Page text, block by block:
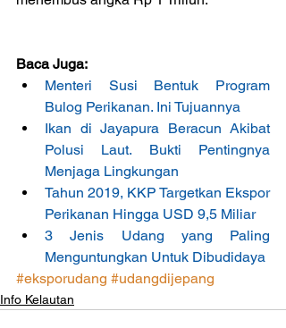
Baca Juga:
Menteri Susi Bentuk Program
Bulog Perikanan. Ini Tujuannya
Ikan di Jayapura Beracun Akibat
Polusi Laut. Bukti Pentingnya
Menjaga Lingkungan
Tahun 2019, KKP Targetkan Ekspor
Perikanan Hingga USD 9,5 Miliar
3 Jenis Udang yang Paling
Menguntungkan Untuk Dibudidaya
#eksporudang #udangdijepang
Info Kelautan